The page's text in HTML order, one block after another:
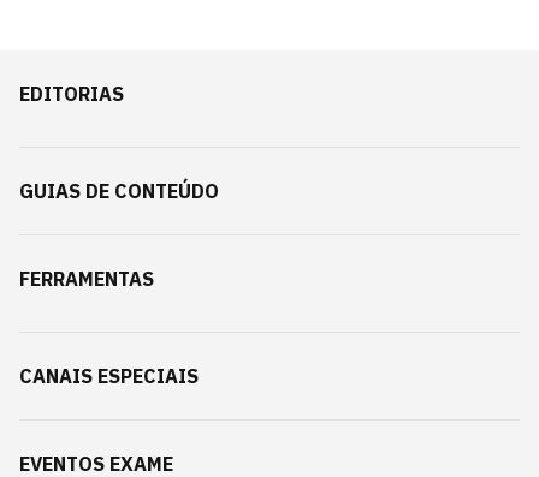
EDITORIAS
GUIAS DE CONTEÚDO
FERRAMENTAS
CANAIS ESPECIAIS
EVENTOS EXAME